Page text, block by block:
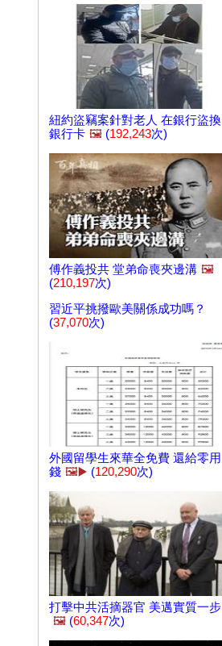
紐約盜竊案針對老人 在銀行盜換
銀行卡 🖼️ (192,243次)
傅作義投共 堂弟命喪夾邊溝 🖼️
(210,197次)
習近平挑撥歐美關係成功嗎？
(37,070次)
外國留學生來華全免費 還給零用
錢 🖼️▶️ (120,290次)
打擊中共活摘器官 美邁實質一步
🖼️ (60,347次)